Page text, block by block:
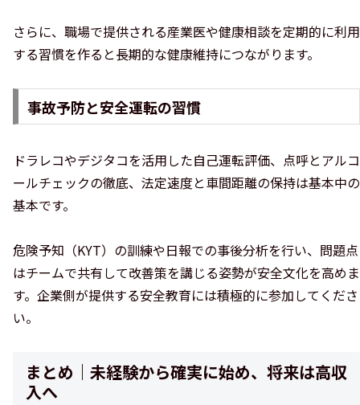
さらに、職場で提供される産業医や健康相談を定期的に利用
する習慣を作ると長期的な健康維持につながります。
事故予防と安全運転の習慣
ドラレコやデジタコを活用した自己運転評価、点呼とアルコ
ールチェックの徹底、法定速度と車間距離の保持は基本中の
基本です。
危険予知（KYT）の訓練や日報での事後分析を行い、問題点
はチームで共有して改善策を講じる姿勢が安全文化を高めま
す。企業側が提供する安全教育には積極的に参加してくださ
い。
まとめ｜未経験から確実に始め、将来は高収
入へ